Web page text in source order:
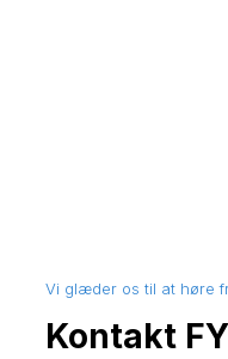
Vi glæder os til at høre
Kontakt